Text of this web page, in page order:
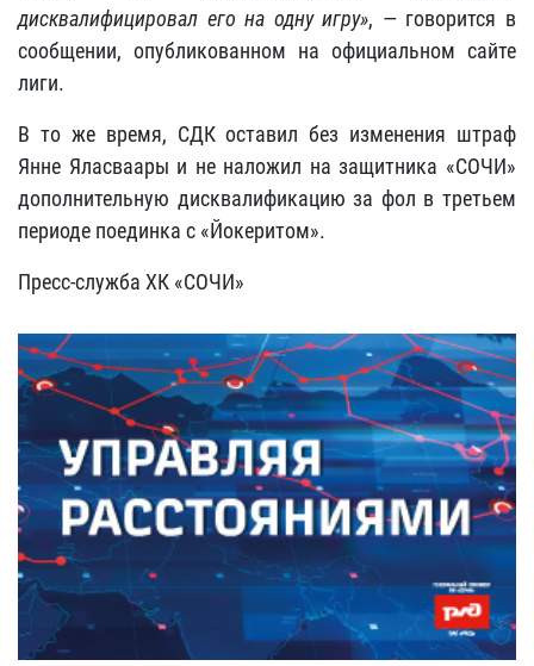
дисквалифицировал его на одну игру», — говорится в
сообщении, опубликованном на официальном сайте
лиги.
В то же время, СДК оставил без изменения штраф
Янне Яласваары и не наложил на защитника «СОЧИ»
дополнительную дисквалификацию за фол в третьем
периоде поединка с «Йокеритом».
Пресс-служба ХК «СОЧИ»